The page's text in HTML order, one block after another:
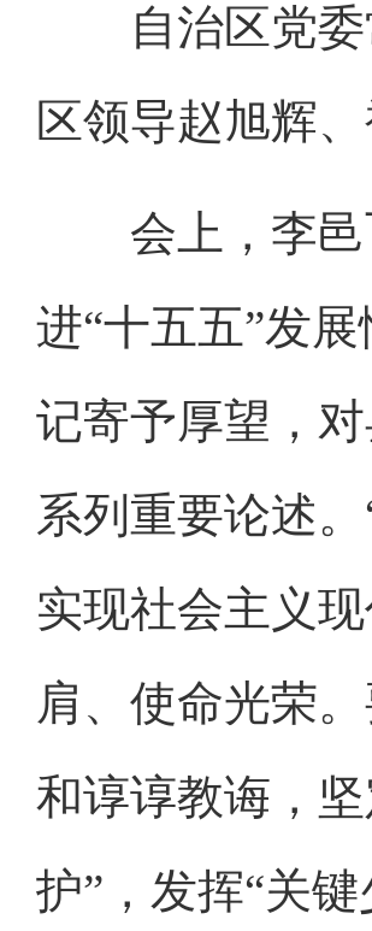
自治区党委
区领导赵旭辉
会上，李邑
进“十五五”发
记寄予厚望，
系列重要论述
实现社会主义
肩、使命光荣
和谆谆教诲，
护”，发挥“关